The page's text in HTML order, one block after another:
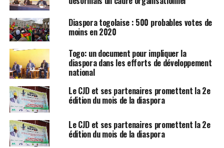
Diaspora togolaise : 500 probables votes de
moins en 2020
Togo: un document pour impliquer la
diaspora dans les efforts de développement
national
Le CJD et ses partenaires promettent la 2e
édition du mois de la diaspora
Le CJD et ses partenaires promettent la 2e
édition du mois de la diaspora